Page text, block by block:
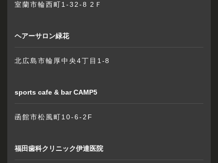
室蘭市輪西町1-32-8 2Ｆ
ヘアーサロン緑花
北広島市輪厚中央4丁目1-8
sports cafe & bar CAMP5
函館市松風町10-6-2F
福田歯科クリニック伊達医院